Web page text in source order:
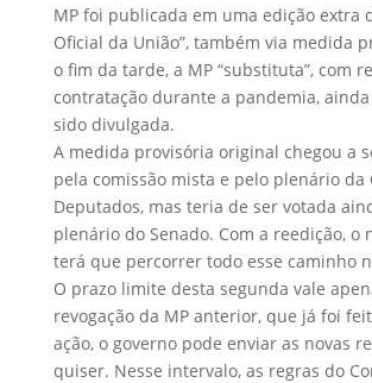
MP foi publicada em uma edição extra
Oficial da União”, também via medida
o fim da tarde, a MP “substituta”, com
contratação durante a pandemia,
sido divulgada.
A medida provisória original chegou a
pela comissão mista e pelo plenário da
Deputados, mas teria de ser votada
plenário do Senado. Com a reedição, o
terá que percorrer todo esse caminho
O prazo limite desta segunda vale
revogação da MP anterior, que já foi
ação, o governo pode enviar as novas
quiser. Nesse intervalo, as regras do